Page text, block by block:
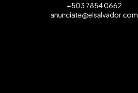
+503 7854 0662
anunciate@elsalvador.com